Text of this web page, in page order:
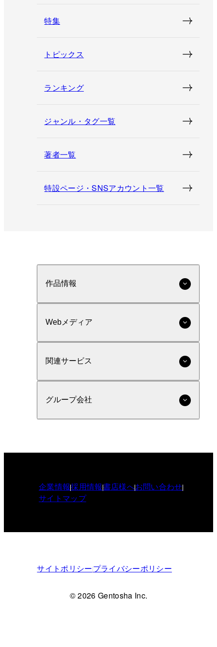
特集
トピックス
ランキング
ジャンル・タグ一覧
著者一覧
特設ページ・SNSアカウント一覧
作品情報
Webメディア
関連サービス
グループ会社
企業情報採用情報書店様へお問い合わせ
サイトマップ
サイトポリシープライバシーポリシー
© 2026 Gentosha Inc.